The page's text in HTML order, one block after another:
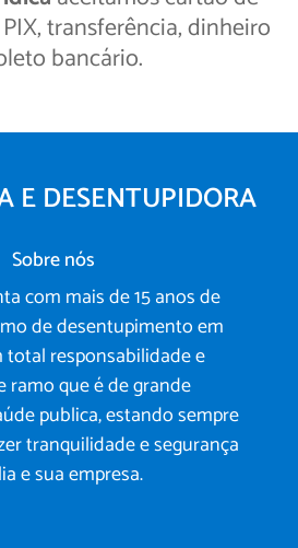
transferência, dinheiro
bancário.
E DESENTUPIDORA
Sobre nós
com mais de 15 anos de
de desentupimento em
responsabilidade e
ramo que é de grande
publica, estando sempre
tranquilidade e segurança
e sua empresa.